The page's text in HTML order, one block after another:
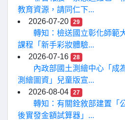
教育資源，請同仁下...
2026-07-20
29
轉知：檢送國立彰化師範
課程「新手彩妝體驗...
2026-07-16
28
內政部國土測繪中心「成
測繪圖資」兒童版宣...
2026-08-04
27
轉知：有關銓敘部建置「
後實發金額試算器」...